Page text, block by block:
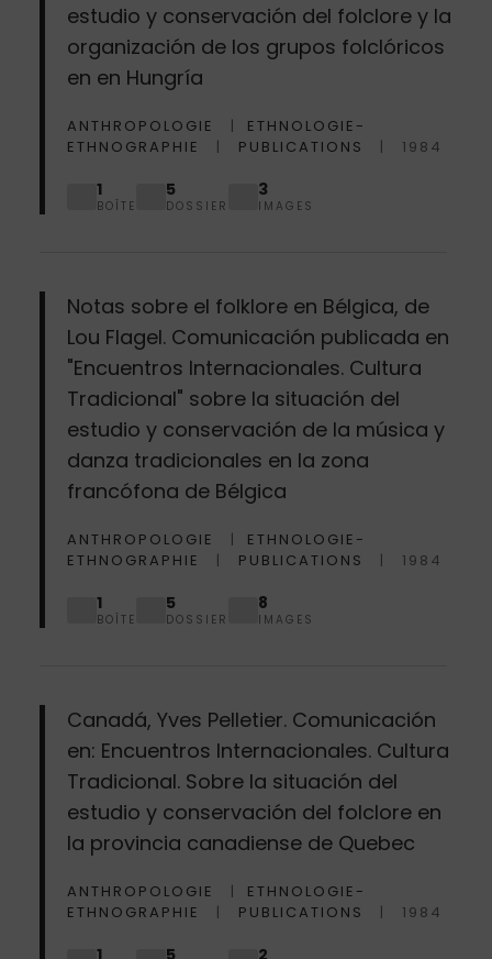
estudio y conservación del folclore y la
organización de los grupos folclóricos
en en Hungría
ANTHROPOLOGIE
ETHNOLOGIE-
ETHNOGRAPHIE
PUBLICATIONS 1984
1
BOÎTE
5
DOSSIER
3
IMAGES
Notas sobre el folklore en Bélgica, de
Lou Flagel. Comunicación publicada en
"Encuentros Internacionales. Cultura
Tradicional" sobre la situación del
estudio y conservación de la música y
danza tradicionales en la zona
francófona de Bélgica
ANTHROPOLOGIE
ETHNOLOGIE-
ETHNOGRAPHIE
PUBLICATIONS 1984
1
BOÎTE
5
DOSSIER
8
IMAGES
Canadá, Yves Pelletier. Comunicación
en: Encuentros Internacionales. Cultura
Tradicional. Sobre la situación del
estudio y conservación del folclore en
la provincia canadiense de Quebec
ANTHROPOLOGIE
ETHNOLOGIE-
ETHNOGRAPHIE
PUBLICATIONS 1984
1 5 2